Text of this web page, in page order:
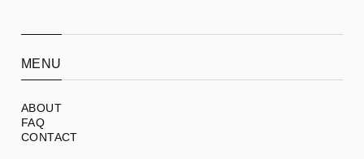
MENU
ABOUT
FAQ
CONTACT